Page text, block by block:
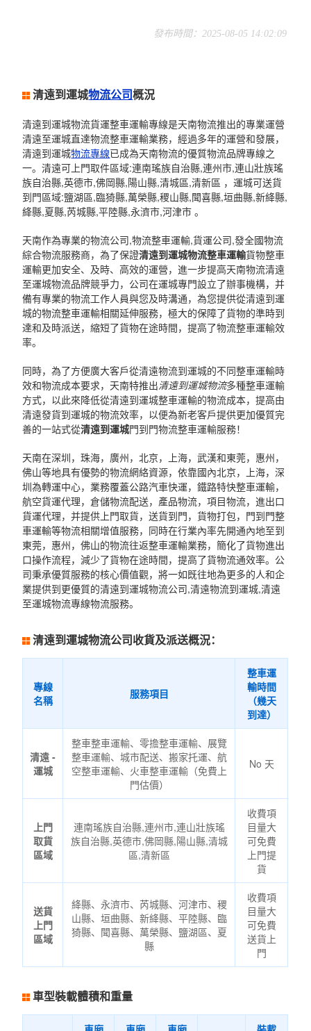
發布時間：2025-08-05 14:02:09
清遠到運城物流公司概況
清遠到運城物流貨運整車運輸專線是天南物流推出的專業運營
清遠至運城直達物流整車運輸業務，經過多年的運營和發展，
清遠到運城物流專線已成為天南物流的優質物流品牌專線之
一。清遠可上門取件區域:連南瑤族自治縣,連州市,連山壯族瑤
族自治縣,英德市,佛岡縣,陽山縣,清城區,清新區 ，運城可送貨
到門區域:鹽湖區,臨猗縣,萬榮縣,稷山縣,聞喜縣,垣曲縣,新絳縣,
絳縣,夏縣,芮城縣,平陸縣,永濟市,河津市 。
天南作為專業的物流公司,物流整車運輸,貨運公司,發全國物流
綜合物流服務商，為了保證清遠到運城物流整車運輸貨物整車
運輸更加安全、及時、高效的運營，進一步提高天南物流清遠
至運城物流品牌競爭力，公司在運城專門設立了辦事機構，并
備有專業的物流工作人員與您及時溝通，為您提供從清遠到運
城的物流整車運輸相關延伸服務，極大的保障了貨物的準時到
達和及時派送，縮短了貨物在途時間，提高了物流整車運輸效
率。
同時，為了方便廣大客戶從清遠物流到運城的不同整車運輸時
效和物流成本要求，天南特推出清遠到運城物流多種整車運輸
方式，以此來降低從清遠到運城整車運輸的物流成本，提高由
清遠發貨到運城的物流效率，以便為新老客戶提供更加優質完
善的一站式從清遠到運城門到門物流整車運輸服務！
天南在深圳，珠海，廣州，北京，上海，武漢和東莞，惠州，
佛山等地具有優勢的物流網絡資源，依靠國內北京，上海，深
圳為轉運中心，業務覆蓋公路汽車快運，鐵路特快整車運輸，
航空貨運代理，倉儲物流配送，產品物流，項目物流，進出口
貨運代理，并提供上門取貨，送貨到門，貨物打包，門到門整
車運輸等物流相關增值服務，同時在行業內率先開通內地至到
東莞，惠州，佛山的物流往返整車運輸業務，簡化了貨物進出
口操作流程，減少了貨物在途時間，提高了貨物流通效率。公
司秉承優質服務的核心價值觀，將一如既往地為更多的人和企
業提供到更優質的清遠到運城物流公司,清遠物流到運城,清遠
至運城物流專線物流服務。
清遠到運城物流公司收貨及派送概況：
專線
名稱
服務項目
整車運
輸時間
（幾天
到達）
清遠 -
運城
整車整車運輸、零擔整車運輸、展覽
整車運輸、城市配送、搬家托運、航
空整車運輸、火車整車運輸（免費上
門估價）
No 天
上門
取貨
區域
連南瑤族自治縣,連州市,連山壯族瑤
族自治縣,英德市,佛岡縣,陽山縣,清城
區,清新區
收費項
目量大
可免費
上門提
貨
送貨
上門
區域
絳縣、永濟市、芮城縣、河津市、稷
山縣、垣曲縣、新絳縣、平陸縣、臨
猗縣、聞喜縣、萬榮縣、鹽湖區、夏
縣
收費項
目量大
可免費
送貨上
門
車型裝載體積和重量